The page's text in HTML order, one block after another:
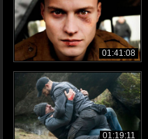
01:41:08
01:19:11